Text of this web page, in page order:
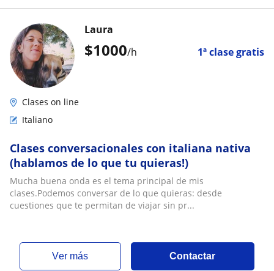
$1000/h 1ª clase gratis
Laura
Clases on line
Italiano
Clases conversacionales con italiana nativa
(hablamos de lo que tu quieras!)
Mucha buena onda es el tema principal de mis
clases.Podemos conversar de lo que quieras: desde
cuestiones que te permitan de viajar sin pr...
ver más Contactar